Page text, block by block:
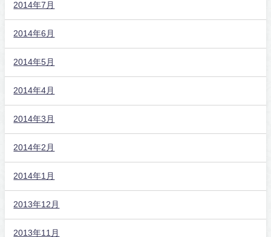
2014年7月
2014年6月
2014年5月
2014年4月
2014年3月
2014年2月
2014年1月
2013年12月
2013年11月